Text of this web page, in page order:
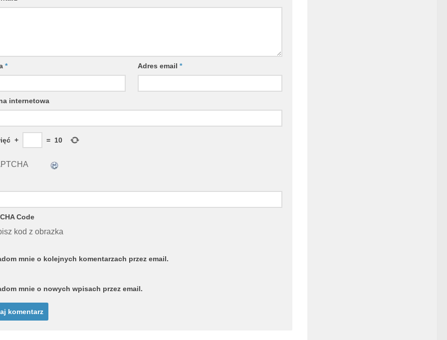
* Adres email*
internetowa
+ = 10
Code
kod z obrazka
mnie o kolejnych komentarzach przez email.
mnie o nowych wpisach przez email.